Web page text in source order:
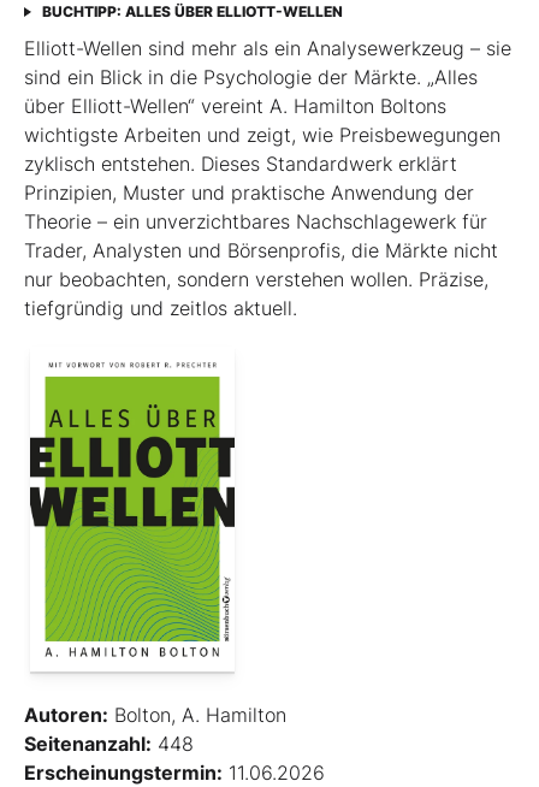
BUCHTIPP: ALLES ÜBER ELLIOTT-WELLEN
Elliott-Wellen sind mehr als ein Analysewerkzeug – sie
sind ein Blick in die Psychologie der Märkte. „Alles
über Elliott-Wellen“ vereint A. Hamilton Boltons
wichtigste Arbeiten und zeigt, wie Preisbewegungen
zyklisch entstehen. Dieses Standardwerk erklärt
Prinzipien, Muster und praktische Anwendung der
Theorie – ein unverzichtbares Nachschlagewerk für
Trader, Analysten und Börsenprofis, die Märkte nicht
nur beobachten, sondern verstehen wollen. Präzise,
tiefgründig und zeitlos aktuell.
Autoren: Bolton, A. Hamilton
Seitenanzahl: 448
Erscheinungstermin: 11.06.2026